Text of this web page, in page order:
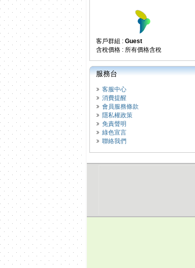
客戶群組 : Guest
含稅價格 : 所有價格含稅
服務台
客服中心
消費提醒
會員服務條款
隱私權政策
免責聲明
綠色宣言
聯絡我們